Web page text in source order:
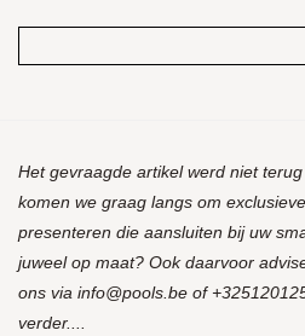
Het gevraagde artikel werd niet
komen we graag langs om
presenteren die aansluiten bij uw
juweel op maat? Ook daarvoor
ons via info@pools.be of
verder....